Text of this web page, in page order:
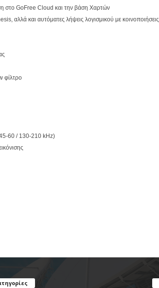
στο GoFree Cloud και την βάση Χαρτών
αλλά και αυτόματες λήψεις λογισμικού με κοινοποιήσεις
φίλτρο
60 / 130-210 kHz)